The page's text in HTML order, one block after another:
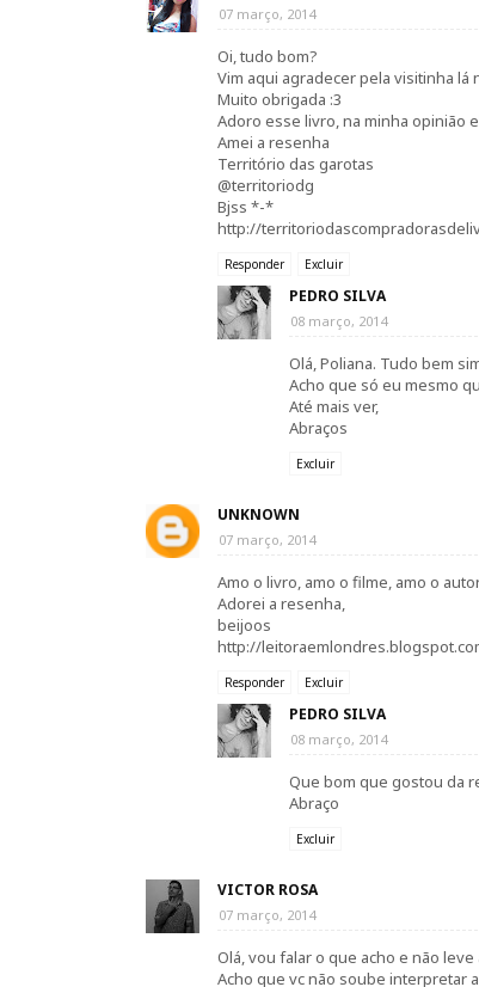
07 março, 2014
Oi, tudo bom?
Vim aqui agradecer pela visitinha
Muito obrigada :3
Adoro esse livro, na minha opinião
Amei a resenha
Território das garotas
@territoriodg
Bjss *-*
http://
Responder Excluir
PEDRO SILVA
08 março, 2014
Olá, Poliana. Tudo bem
Acho que só eu mesmo
Até mais ver,
Abraços
Excluir
UNKNOWN
07 março, 2014
Amo o livro, amo o filme, amo o
Adorei a resenha,
beijoos
http://
Responder Excluir
PEDRO SILVA
08 março, 2014
Que bom que gostou da
Abraço
Excluir
VICTOR ROSA
07 março, 2014
Olá, vou falar o que acho e não leve
Acho que vc não soube interpretar